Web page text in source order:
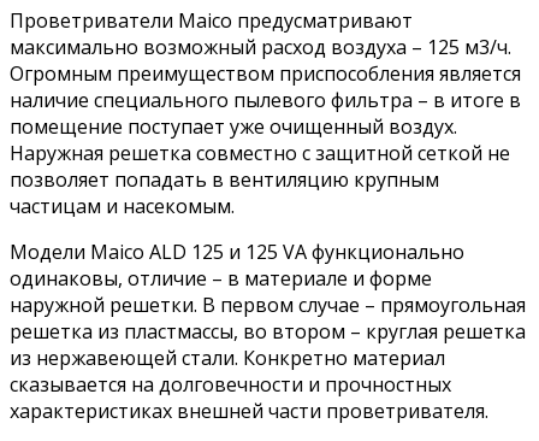
Проветриватели Maico предусматривают
максимально возможный расход воздуха – 125 м3/ч.
Огромным преимуществом приспособления является
наличие специального пылевого фильтра – в итоге в
помещение поступает уже очищенный воздух.
Наружная решетка совместно с защитной сеткой не
позволяет попадать в вентиляцию крупным
частицам и насекомым.
Модели Maico ALD 125 и 125 VA функционально
одинаковы, отличие – в материале и форме
наружной решетки. В первом случае – прямоугольная
решетка из пластмассы, во втором – круглая решетка
из нержавеющей стали. Конкретно материал
сказывается на долговечности и прочностных
характеристиках внешней части проветривателя.